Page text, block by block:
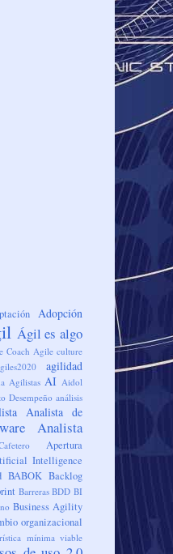
Adopción
Ágil es algo
Coach Agile culture
agilidad
Agilistas AI Aidol
Desempeño análisis
Analista de
Analista
Apertura
Intelligence
BABOK Backlog
Barreras BDD BI
Business Agility
organizacional
mínima viable